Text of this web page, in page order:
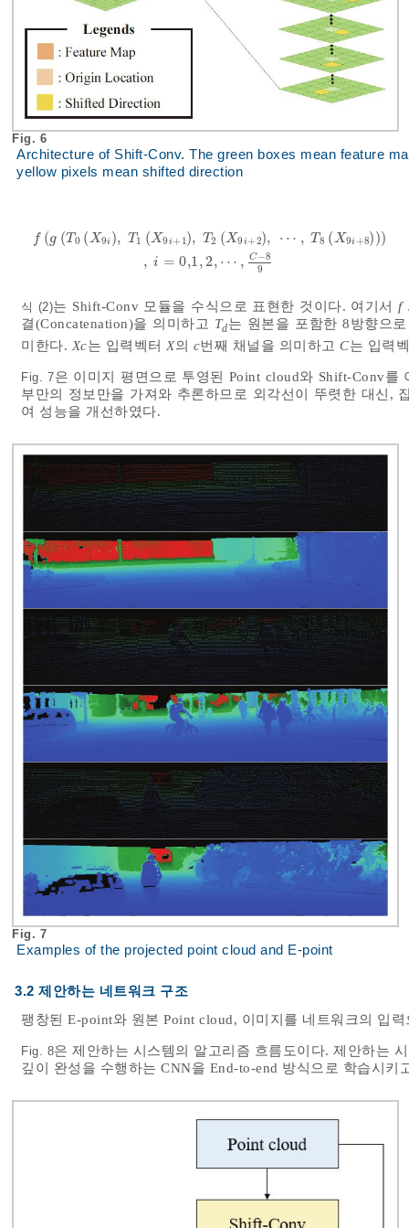
Fig. 6
Architecture of Shift-Conv. The green boxes mean feature
yellow pixels mean shifted direction
f (g (T0 ( X9i ), T1 (X9 i+ 1), T2 (X9 i+2), ⋯ , T8 ( X9i +8)))
, i = 0,1,2, ⋯ , C−8
9
⋯ ,
식 (2)는 Shift-Conv 모듈을 수식으로 표현한 것이다. 여기서f
결(Concatenation)을 의미하고 Td는 원본을 포함한 8방향으
미한다.Xc는 입력벡터X의 c번째 채널을 의미하고 C는 입력
Fig. 7은 이미지 평면으로 투영된 Point cloud와 Shift-Conv
부만의 정보만을 가져와 추론하므로 외각선이 뚜렷한 대신,
여 성능을 개선하였다.
Fig. 7
Examples of the projected point cloud and E-point
3.2 제안하는 네트워크 구조
팽창된 E-point와 원본 Point cloud, 이미지를 네트워크의 입
Fig. 8은 제안하는 시스템의 알고리즘 흐름도이다. 제안하는
깊이 완성을 수행하는 CNN을 End-to-end 방식으로 학습시키